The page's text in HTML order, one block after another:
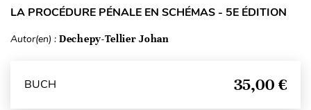
LA PROCÉDURE PÉNALE EN SCHÉMAS - 5E ÉDITION
Autor(en) : Dechepy-Tellier Johan
BUCH 35,00 €